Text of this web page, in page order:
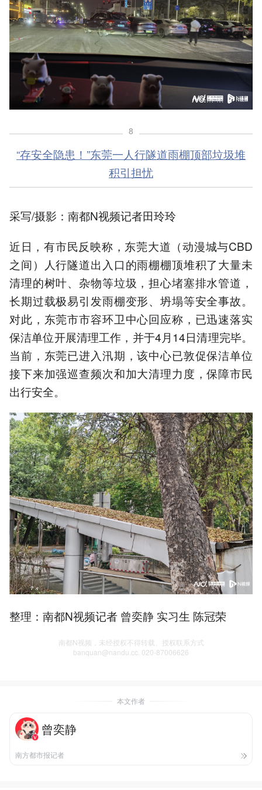
8
“存安全隐患！”东莞一人行隧道雨棚顶部垃圾堆
积引担忧
采写/摄影：南都N视频记者田玲玲
近日，有市民反映称，东莞大道（动漫城与CBD
之间）人行隧道出入口的雨棚棚顶堆积了大量未
清理的树叶、杂物等垃圾，担心堵塞排水管道，
长期过载极易引发雨棚变形、坍塌等安全事故。
对此，东莞市市容环卫中心回应称，已迅速落实
保洁单位开展清理工作，并于4月14日清理完毕。
当前，东莞已进入汛期，该中心已敦促保洁单位
接下来加强巡查频次和加大清理力度，保障市民
出行安全。
整理：南都N视频记者 曾奕静 实习生 陈冠荣
南都N视频，未经授权不得转载、授权联系方式
banquan@nandu.cc. 020-87006626
本文作者
曾奕静
南方都市报记者